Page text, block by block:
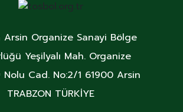
Arsin Organize Sanayi Bölge
Yeşilyalı Mah. Organize
Nolu Cad. No:2/1 61900 Arsin
TRABZON TÜRKİYE